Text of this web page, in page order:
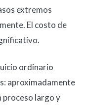
extremos
El costo de
ordinario
aproximadamente
proceso largo y